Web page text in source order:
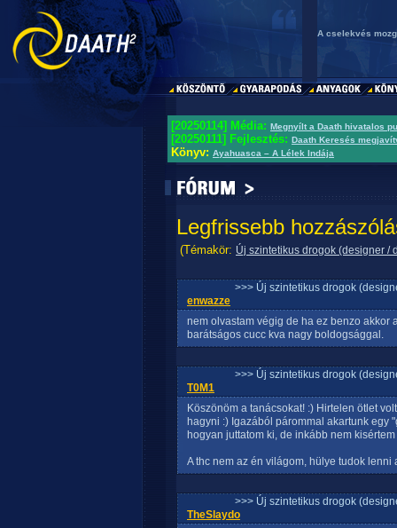
A cselekvés
[20250114] Média: Megnyílt a Daath hivatalos
[20250111] Fejlesztés: Daath Keresés
Könyv: Ayahuasca – A Lélek Indája
Legfrissebb
(Témakör: Új szintetikus drogok (designer /
>>> Új szintetikus drogok
enwazze
nem olvastam végig de ha ez benzo
barátságos cucc kva nagy boldogsággal.
>>> Új szintetikus drogok
T0M1
Köszönöm a tanácsokat! :) Hirtelen ötlet
hagyni :) Igazából párommal akartunk egy
hogyan juttatom ki, de inkább nem
A thc nem az én világom, hülye tudok lenni
>>> Új szintetikus drogok
TheSlaydo